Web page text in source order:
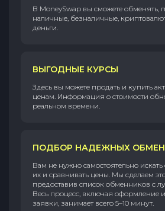
В MoneySwap вы сможете обменять,
наличные, безналичные,
деньги.
ВЫГОДНЫЕ КУРСЫ
Здесь вы можете продать и купить
ценам. Информация о стоимости
реальном времени.
ПОДБОР НАДЕЖНЫХ
Вам не нужно самостоятельно искать
их и сравнивать цены. Мы сделаем
предоставив список обменников с
Весь процесс, включая оформление
заявки, занимает всего 5–10 минут.